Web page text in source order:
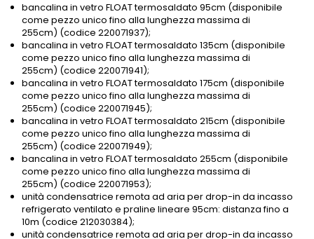
bancalina in vetro FLOAT termosaldato 95cm (disponibile
come pezzo unico fino alla lunghezza massima di
255cm) (codice 220071937);
bancalina in vetro FLOAT termosaldato 135cm (disponibile
come pezzo unico fino alla lunghezza massima di
255cm) (codice 220071941);
bancalina in vetro FLOAT termosaldato 175cm (disponibile
come pezzo unico fino alla lunghezza massima di
255cm) (codice 220071945);
bancalina in vetro FLOAT termosaldato 215cm (disponibile
come pezzo unico fino alla lunghezza massima di
255cm) (codice 220071949);
bancalina in vetro FLOAT termosaldato 255cm (disponibile
come pezzo unico fino alla lunghezza massima di
255cm) (codice 220071953);
unità condensatrice remota ad aria per drop-in da incasso
refrigerato ventilato e praline lineare 95cm: distanza fino a
10m (codice 212030384);
unità condensatrice remota ad aria per drop-in da incasso